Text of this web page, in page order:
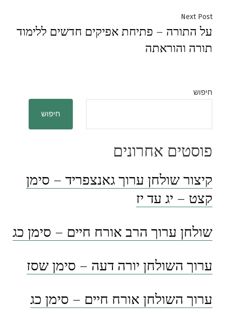
Next Post
post:
על התורה – פתיחת אפיקים חדשים ללימוד
תורה והוראתה
חיפוש
חיפוש
פוסטים אחרונים
קיצור שולחן ערוך גאנצפריד – סימן
קצט – יג עד יז
שולחן ערוך הרב אורח חיים – סימן כג
ערוך השולחן יורה דעה – סימן שסז
ערוך השולחן אורח חיים – סימן כג